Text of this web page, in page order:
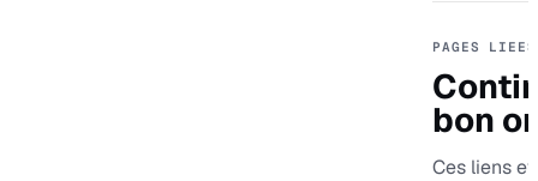
PAGES LIEES
bon
Ces liens